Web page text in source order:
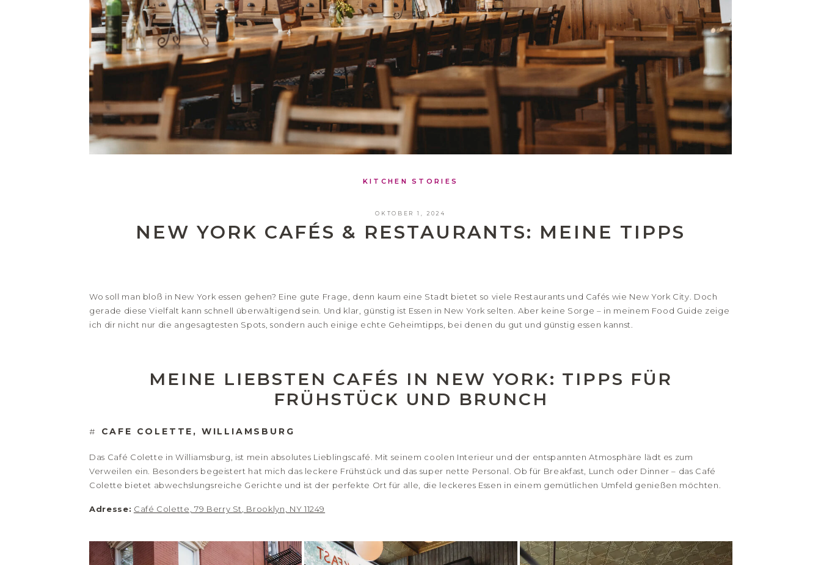
KITCHEN STORIES
OKTOBER 1, 2024
NEW YORK CAFÉS & RESTAURANTS: MEINE TIPPS
Wo soll man bloß in New York essen gehen? Eine gute Frage, denn kaum eine Stadt bietet so viele Restaurants und Cafés wie New York City. Doch
gerade diese Vielfalt kann schnell überwältigend sein. Und klar, günstig ist Essen in New York selten. Aber keine Sorge – in meinem Food Guide zeige
ich dir nicht nur die angesagtesten Spots, sondern auch einige echte Geheimtipps, bei denen du gut und günstig essen kannst.
MEINE LIEBSTEN CAFÉS IN NEW YORK: TIPPS FÜR
FRÜHSTÜCK UND BRUNCH
# CAFE COLETTE, WILLIAMSBURG
Das Café Colette in Williamsburg, ist mein absolutes Lieblingscafé. Mit seinem coolen Interieur und der entspannten Atmosphäre lädt es zum
Verweilen ein. Besonders begeistert hat mich das leckere Frühstück und das super nette Personal. Ob für Breakfast, Lunch oder Dinner – das Café
Colette bietet abwechslungsreiche Gerichte und ist der perfekte Ort für alle, die leckeres Essen in einem gemütlichen Umfeld genießen möchten.
Adresse: Café Colette, 79 Berry St, Brooklyn, NY 11249